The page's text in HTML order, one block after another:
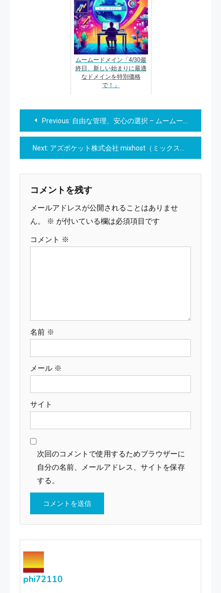
ムームードメイン「4/30最
終日、新しい始まりに最適
なドメインを特別価格
で！」
投
稿
ナ
ビ
ゲ
ー
シ
Previous: 自由な管理、安心の選択 – ムームードメイン自動更新解約
Next: アズポケット株式会社 mixhost（ミックスホスト）月額968円から使える国内No1レンタルサーバー
コメントを残す
メールアドレスが公開されることはありませ
ん。
※ が付いている欄は必須項目です
コメント ※
名前 ※
メール ※
サイト
次回のコメントで使用するためブラウザーに
自分の名前、メールアドレス、サイトを保存
する。
phi72110